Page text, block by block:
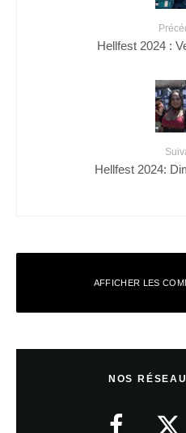
Hellfest 2024 :
Hellfest 2024:
AFFICHER LES
NOS